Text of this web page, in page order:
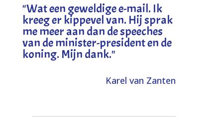
"Wat een geweldige e-mail. Ik
kreeg er kippevel van. Hij sprak
me meer aan dan de speeches
van de minister-president en de
koning. Mijn dank."
Karel van Zanten